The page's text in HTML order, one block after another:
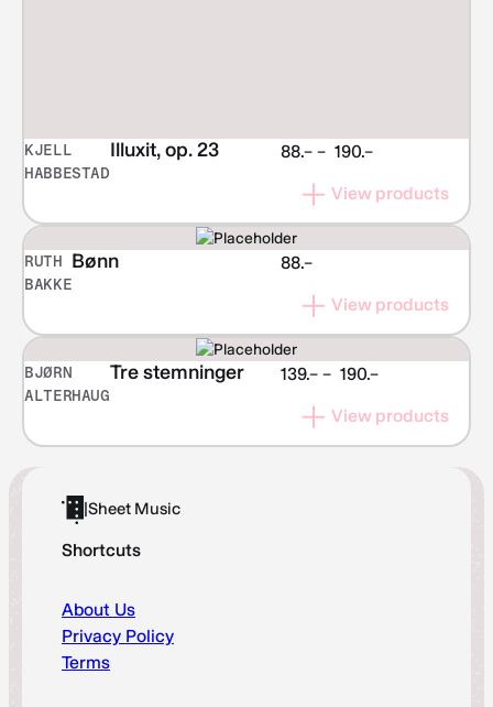
KJELL
HABBESTAD
Illuxit, op. 23 88.– – 190.–Price
NOK 88.–
NOK 190.–
View products
RUTH
BAKKE
Bønn
88.–
View products
BJØRN
ALTERHAUG
Tre stemninger 139.– – 190.–Price
NOK 139.–
through
View products
|Sheet Music
Shortcuts
About Us
Privacy Policy
Terms